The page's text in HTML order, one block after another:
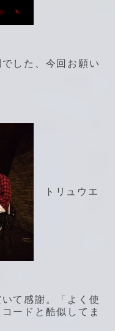
した、今回お願い
トリュウエ
て感謝。「よく使
ードと酷似してま